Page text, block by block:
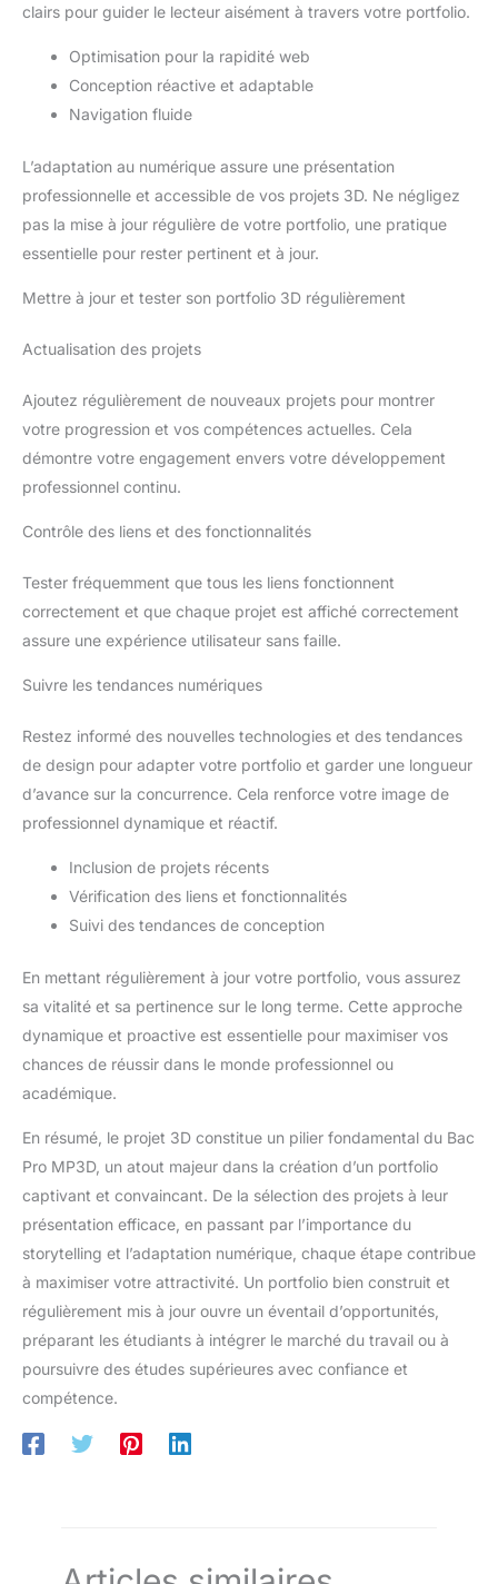
clairs pour guider le lecteur aisément à travers votre portfolio.
Optimisation pour la rapidité web
Conception réactive et adaptable
Navigation fluide
L’adaptation au numérique assure une présentation
professionnelle et accessible de vos projets 3D. Ne négligez
pas la mise à jour régulière de votre portfolio, une pratique
essentielle pour rester pertinent et à jour.
Mettre à jour et tester son portfolio 3D régulièrement
Actualisation des projets
Ajoutez régulièrement de nouveaux projets pour montrer
votre progression et vos compétences actuelles. Cela
démontre votre engagement envers votre développement
professionnel continu.
Contrôle des liens et des fonctionnalités
Tester fréquemment que tous les liens fonctionnent
correctement et que chaque projet est affiché correctement
assure une expérience utilisateur sans faille.
Suivre les tendances numériques
Restez informé des nouvelles technologies et des tendances
de design pour adapter votre portfolio et garder une longueur
d’avance sur la concurrence. Cela renforce votre image de
professionnel dynamique et réactif.
Inclusion de projets récents
Vérification des liens et fonctionnalités
Suivi des tendances de conception
En mettant régulièrement à jour votre portfolio, vous assurez
sa vitalité et sa pertinence sur le long terme. Cette approche
dynamique et proactive est essentielle pour maximiser vos
chances de réussir dans le monde professionnel ou
académique.
En résumé, le projet 3D constitue un pilier fondamental du Bac
Pro MP3D, un atout majeur dans la création d’un portfolio
captivant et convaincant. De la sélection des projets à leur
présentation efficace, en passant par l’importance du
storytelling et l’adaptation numérique, chaque étape contribue
à maximiser votre attractivité. Un portfolio bien construit et
régulièrement mis à jour ouvre un éventail d’opportunités,
préparant les étudiants à intégrer le marché du travail ou à
poursuivre des études supérieures avec confiance et
compétence.